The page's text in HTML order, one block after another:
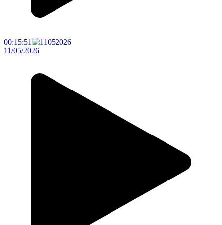
00:15:51
11/05/2026